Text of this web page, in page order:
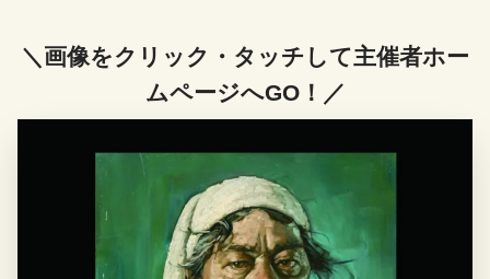
＼画像をクリック・タッチして主催者ホー
ムページへGO！／